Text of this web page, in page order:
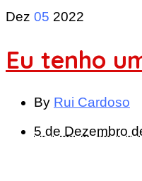
Dez 05 2022
Eu tenho
By Rui Cardoso
5 de Dezembro